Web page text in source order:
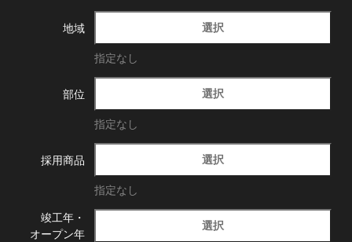
地域 選択
指定なし
部位 選択
指定なし
採用商品 選択
指定なし
竣工年・
オープン年
選択